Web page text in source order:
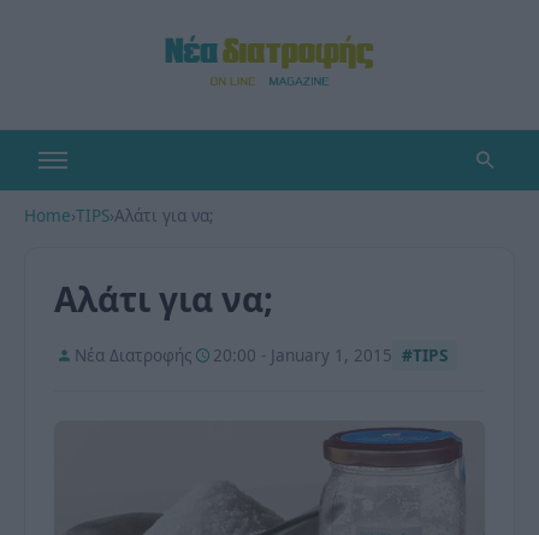
Home›TIPS›Αλάτι για να;
Αλάτι για να;
Νέα Διατροφής 20:00 - January 1, 2015 #TIPS